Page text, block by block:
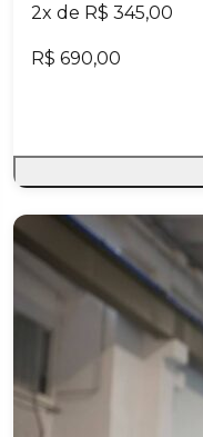
2x de R$ 345,00
R$ 690,00